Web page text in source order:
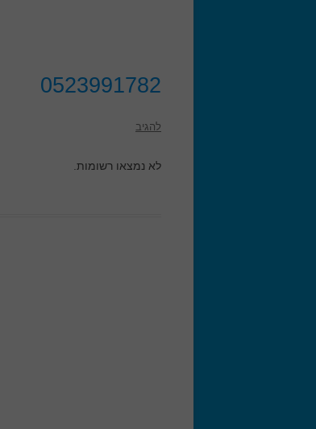
0523991782
להגיב
לא נמצאו רשומות.